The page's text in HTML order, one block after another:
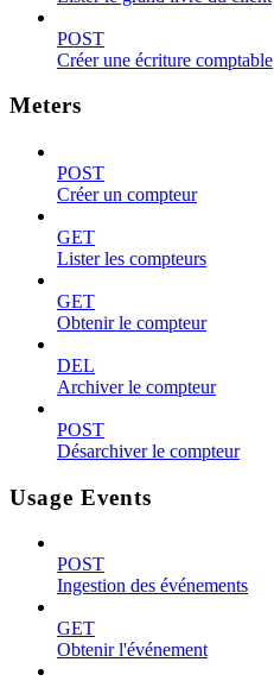
POST
Créer une écriture comptable
Meters
POST
Créer un compteur
GET
Lister les compteurs
GET
Obtenir le compteur
DEL
Archiver le compteur
POST
Désarchiver le compteur
Usage Events
POST
Ingestion des événements
GET
Obtenir l'événement